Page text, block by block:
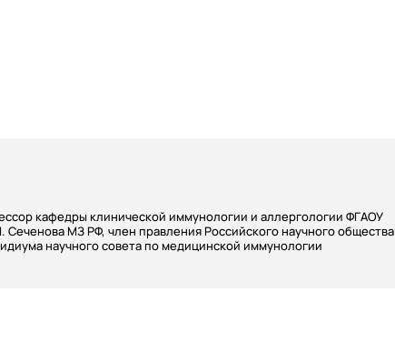
кафедры клинической иммунологии и аллергологии ФГАОУ
МЗ РФ, член правления Российского научного общества
научного совета по медицинской иммунологии